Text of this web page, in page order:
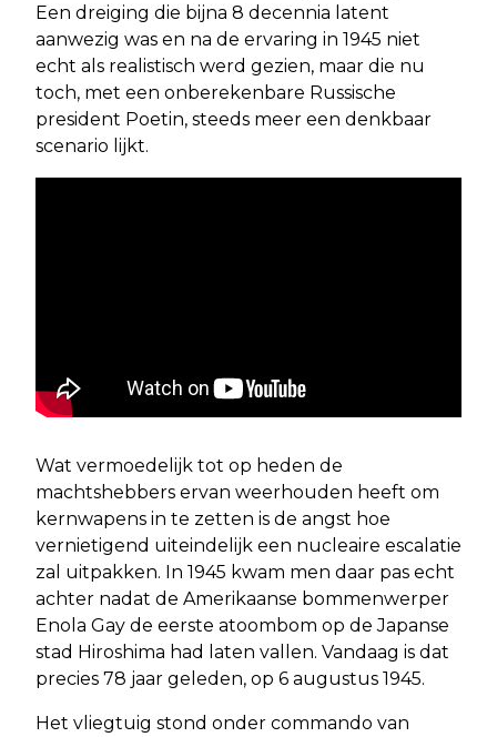
Een dreiging die bijna 8 decennia latent
aanwezig was en na de ervaring in 1945 niet
echt als realistisch werd gezien, maar die nu
toch, met een onberekenbare Russische
president Poetin, steeds meer een denkbaar
scenario lijkt.
Wat vermoedelijk tot op heden de
machtshebbers ervan weerhouden heeft om
kernwapens in te zetten is de angst hoe
vernietigend uiteindelijk een nucleaire escalatie
zal uitpakken. In 1945 kwam men daar pas echt
achter nadat de Amerikaanse bommenwerper
Enola Gay de eerste atoombom op de Japanse
stad Hiroshima had laten vallen. Vandaag is dat
precies 78 jaar geleden, op 6 augustus 1945.
Het vliegtuig stond onder commando van